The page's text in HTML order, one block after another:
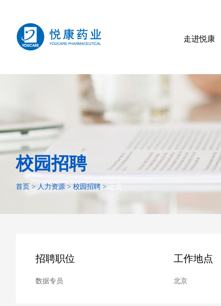
走进悦康
校园招聘
首页 > 人力资源 > 校园招聘 > 正文
招聘职位
数据专员
工作地点
北京